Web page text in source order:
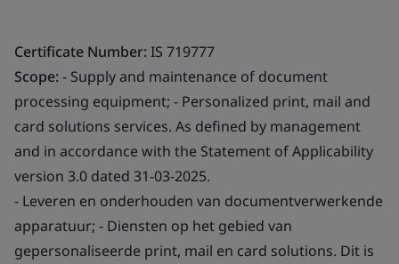
Certificate Number:IS 719777
Scope:- Supply and maintenance of document
processing equipment; - Personalized print, mail and
card solutions services. As defined by management
and in accordance with the Statement of Applicability
version 3.0 dated 31-03-2025.
- Leveren en onderhouden van documentverwerkende
apparatuur; - Diensten op het gebied van
gepersonaliseerde print, mail en card solutions. Dit is